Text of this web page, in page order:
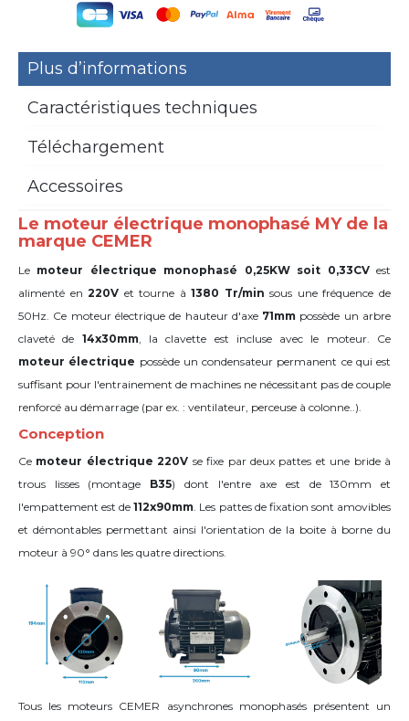
Plus d’informations
Caractéristiques techniques
Téléchargement
Accessoires
Le moteur électrique monophasé MY de la
marque CEMER
Le moteur électrique monophasé 0,25KW soit 0,33CVest
alimenté en220V et tourne à1380 Tr/min sous une fréquence de
50Hz. Ce moteur électrique de hauteur d'axe 71mm possède un arbre
claveté de 14x30mm,
la clavette est incluse avec le moteur. Ce
moteur électrique possède un condensateur permanent ce qui est
suffisant pour l'entrainement de machines ne nécessitant pas de couple
renforcé au démarrage (par ex. : ventilateur, perceuse à colonne..).
Conception
Ce moteur électrique 220V se fixe par deux pattes et une bride à
trous lisses (montage B35) dont l'entre axe est de 130mm et
l'empattement est de112x90mm. Les pattes de fixation sont amovibles
et démontables permettant ainsi l'orientation de la boite à borne du
moteur à 90° dans les quatre directions.
Tous les moteurs CEMER asynchrones monophasés présentent un